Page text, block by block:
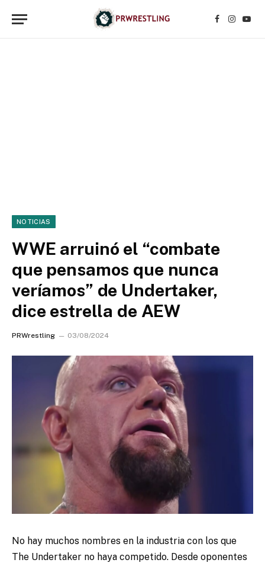
Facebook
NOTICIAS
WWE arruinó el “combate
que pensamos que nunca
veríamos” de Undertaker,
dice estrella de AEW
PRWrestling 03/08/2024
No hay muchos nombres en la industria con los que
The Undertaker no haya competido. Desde oponentes